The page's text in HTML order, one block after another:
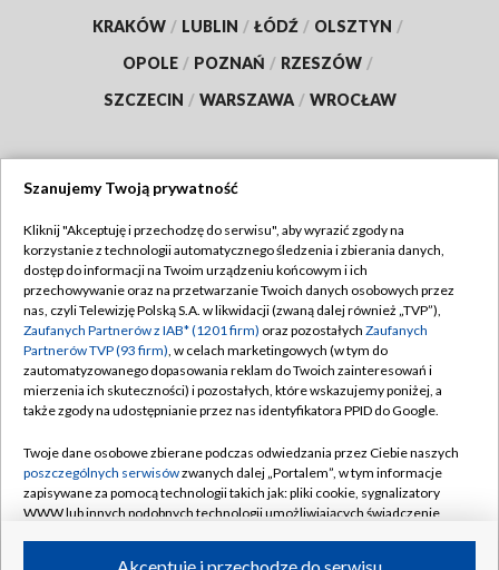
KRAKÓW / LUBLIN / ŁÓDŹ / OLSZTYN /
OPOLE / POZNAŃ / RZESZÓW /
SZCZECIN / WARSZAWA / WROCŁAW
TVP
Abonament TVP
Emisja w TVP
Centrum informacji TVP
Naziemna Telewizja Cyfrowa
Rada Programowa
System NOS
Informacje o nadawcy
Regulamin TVP
Polityka prywatności
Moje zgody
Pomoc
Kontakt
Kanały
Szanujemy Twoją prywatność
Kliknij "Akceptuję i przechodzę do serwisu", aby wyrazić zgody na
korzystanie z technologii automatycznego śledzenia i zbierania danych,
dostęp do informacji na Twoim urządzeniu końcowym i ich
przechowywanie oraz na przetwarzanie Twoich danych osobowych przez
nas, czyli Telewizję Polską S.A. w likwidacji (zwaną dalej również „TVP”),
Zaufanych Partnerów z IAB* (1201 firm) oraz pozostałych Zaufanych
Partnerów TVP (93 firm), w celach marketingowych (w tym do
zautomatyzowanego dopasowania reklam do Twoich zainteresowań i
mierzenia ich skuteczności) i pozostałych, które wskazujemy poniżej, a
także zgody na udostępnianie przez nas identyfikatora PPID do Google.
Twoje dane osobowe zbierane podczas odwiedzania przez Ciebie naszych
poszczególnych serwisówzwanych dalej „Portalem”, w tym informacje
zapisywane za pomocą technologii takich jak: pliki cookie, sygnalizatory
WWW lub innych podobnych technologii umożliwiających świadczenie